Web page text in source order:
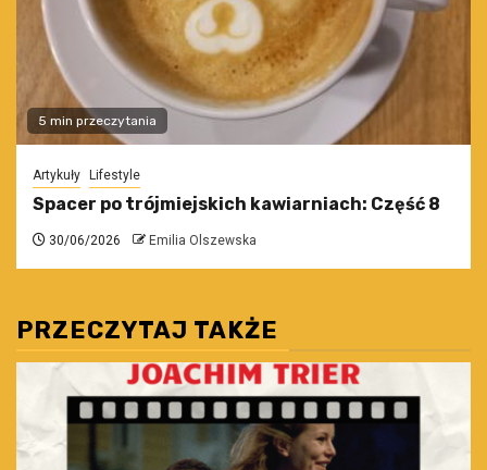
5 min przeczytania
Artykuły Lifestyle
Spacer po trójmiejskich kawiarniach: Część 8
30/06/2026 Emilia Olszewska
PRZECZYTAJ TAKŻE